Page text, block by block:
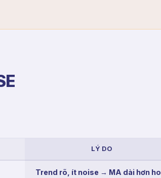
LÝ DO
Trend rõ, ít noise → MA dài hơn